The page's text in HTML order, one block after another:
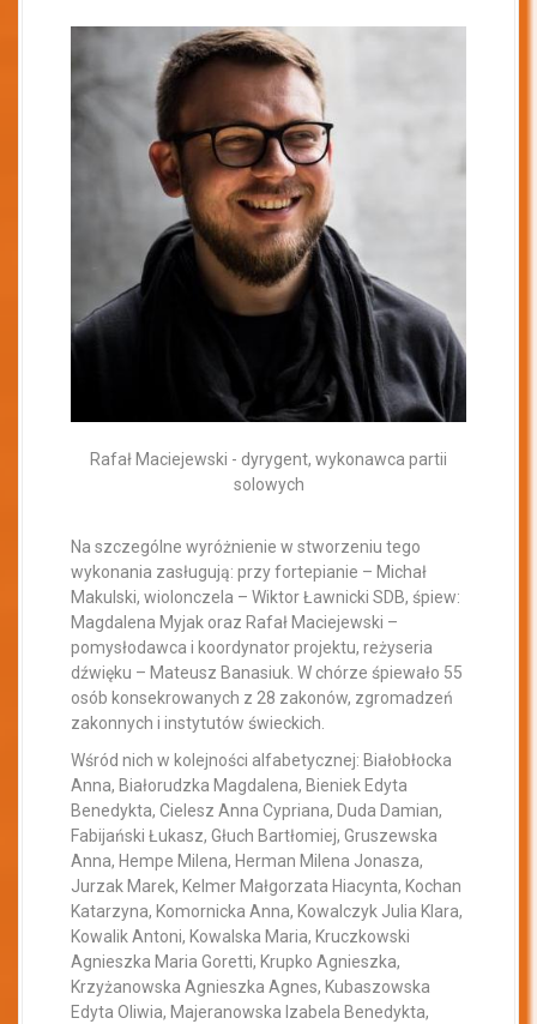
Rafał Maciejewski - dyrygent, wykonawca partii
solowych
Na szczególne wyróżnienie w stworzeniu tego
wykonania zasługują: przy fortepianie – Michał
Makulski, wiolonczela – Wiktor Ławnicki SDB, śpiew:
Magdalena Myjak oraz Rafał Maciejewski –
pomysłodawca i koordynator projektu, reżyseria
dźwięku – Mateusz Banasiuk. W chórze śpiewało 55
osób konsekrowanych z 28 zakonów, zgromadzeń
zakonnych i instytutów świeckich.
Wśród nich w kolejności alfabetycznej: Białobłocka
Anna, Białorudzka Magdalena, Bieniek Edyta
Benedykta, Cielesz Anna Cypriana, Duda Damian,
Fabijański Łukasz, Głuch Bartłomiej, Gruszewska
Anna, Hempe Milena, Herman Milena Jonasza,
Jurzak Marek, Kelmer Małgorzata Hiacynta, Kochan
Katarzyna, Komornicka Anna, Kowalczyk Julia Klara,
Kowalik Antoni, Kowalska Maria, Kruczkowski
Agnieszka Maria Goretti, Krupko Agnieszka,
Krzyżanowska Agnieszka Agnes, Kubaszowska
Edyta Oliwia, Majeranowska Izabela Benedykta,